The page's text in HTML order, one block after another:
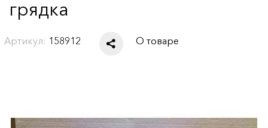
грядка
Артикул: 158912 О товаре